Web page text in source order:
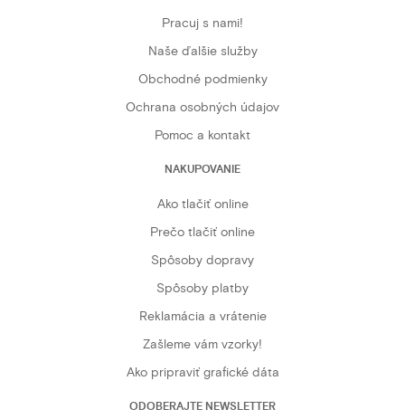
Pracuj s nami!
Naše ďalšie služby
Obchodné podmienky
Ochrana osobných údajov
Pomoc a kontakt
NAKUPOVANIE
Ako tlačiť online
Prečo tlačiť online
Spôsoby dopravy
Spôsoby platby
Reklamácia a vrátenie
Zašleme vám vzorky!
Ako pripraviť grafické dáta
ODOBERAJTE NEWSLETTER